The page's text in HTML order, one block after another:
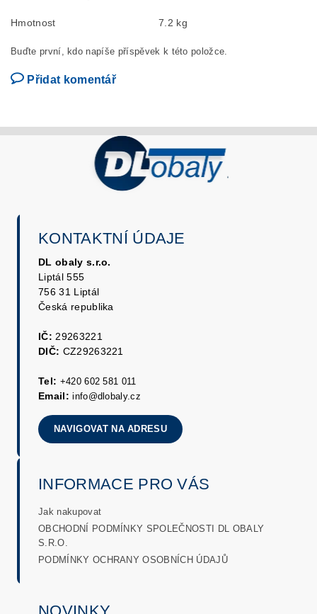
Hmotnost 7.2 kg
Buďte první, kdo napíše příspěvek k této položce.
Přidat komentář
KONTAKTNÍ ÚDAJE
DL obaly s.r.o.
Liptál 555
756 31 Liptál
Česká republika
IČ: 29263221
DIČ: CZ29263221
Tel: +420 602 581 011
Email: info@dlobaly.cz
NAVIGOVAT NA ADRESU
INFORMACE PRO VÁS
Jak nakupovat
OBCHODNÍ PODMÍNKY SPOLEČNOSTI DL OBALY
S.R.O.
PODMÍNKY OCHRANY OSOBNÍCH ÚDAJŮ